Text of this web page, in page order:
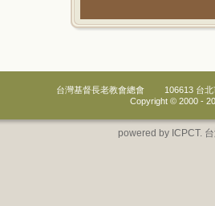
台灣基督長老教會總會
106613 台
Copyright © 2000 -
powered by ICPCT.